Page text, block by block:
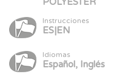
Instrucciones
ES|EN
Idiomas
Español, Inglés